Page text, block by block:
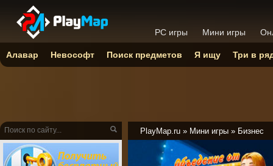
PlayMap.ru » Мини игры » Бизнес
PC игры Мини игры
Алавар Невософт Поиск предметов Я ищу Три в